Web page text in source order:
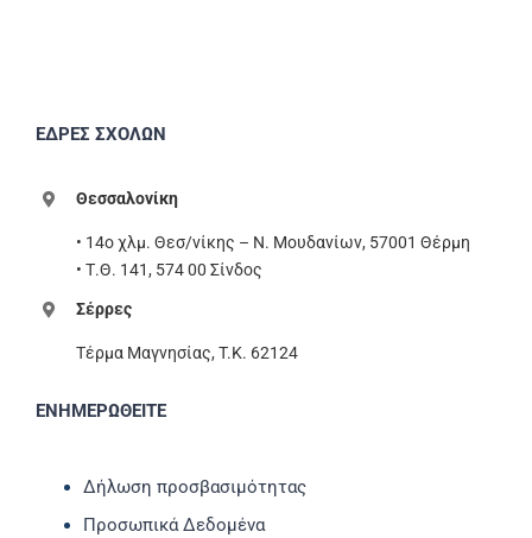
ΕΔΡΕΣ ΣΧΟΛΩΝ
Θεσσαλονίκη
• 14ο χλμ. Θεσ/νίκης – Ν. Μουδανίων, 57001 Θέρμη
• Τ.Θ. 141, 574 00 Σίνδος
Σέρρες
Τέρμα Μαγνησίας, T.K. 62124
ΕΝΗΜΕΡΩΘΕΙΤΕ
Δήλωση προσβασιμότητας
Προσωπικά Δεδομένα